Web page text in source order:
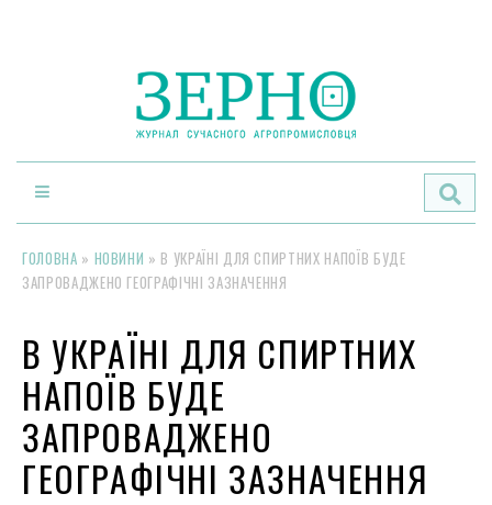
ГОЛОВНА » НОВИНИ » В УКРАЇНІ ДЛЯ СПИРТНИХ НАПОЇВ БУДЕ
ЗАПРОВАДЖЕНО ГЕОГРАФІЧНІ ЗАЗНАЧЕННЯ
В УКРАЇНІ ДЛЯ СПИРТНИХ
НАПОЇВ БУДЕ
ЗАПРОВАДЖЕНО
ГЕОГРАФІЧНІ ЗАЗНАЧЕННЯ